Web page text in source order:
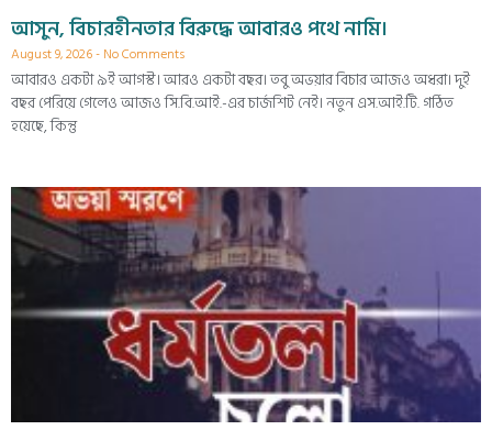
আসুন, বিচারহীনতার বিরুদ্ধে আবারও পথে নামি।
August 9, 2026 No Comments
আবারও একটা ৯ই আগস্ট। আরও একটা বছর। তবু অভয়ার বিচার আজও অধরা। দুই
বছর পেরিয়ে গেলেও আজও সি.বি.আই.-এর চার্জশিট নেই। নতুন এস.আই.টি. গঠিত
হয়েছে, কিন্তু